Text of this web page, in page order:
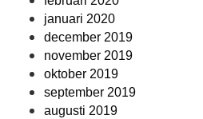
januari 2020
december 2019
november 2019
oktober 2019
september 2019
augusti 2019